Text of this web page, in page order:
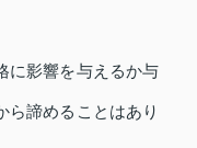
に影響を与えるか与
ら諦めることはあり